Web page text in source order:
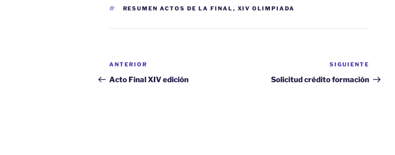
ETIQUETAS
RESUMEN ACTOS DE LA FINAL , XIV OLIMPIADA
Navegación
de
Entrada
anterior:
ANTERIOR
Acto Final XIV edición
entrada
SIGUIENTE
Solicitud crédito formación